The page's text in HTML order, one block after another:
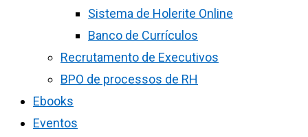
Sistema de Holerite Online
Banco de Currículos
Recrutamento de Executivos
BPO de processos de RH
Ebooks
Eventos